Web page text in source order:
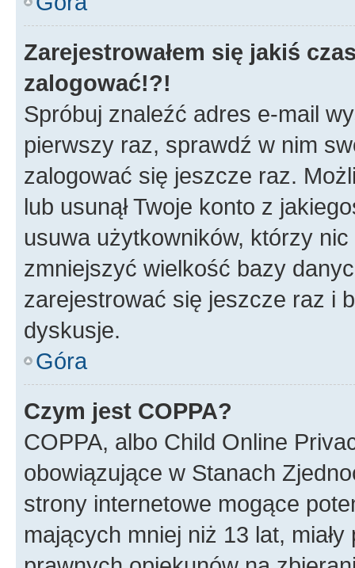
Zarejestrowałem się jakiś
zalogować!?!
Spróbuj znaleźć adres e-mail
pierwszy raz, sprawdź w nim
zalogować się jeszcze raz.
lub usunął Twoje konto z
usuwa użytkowników, którzy
zmniejszyć wielkość bazy
zarejestrować się jeszcze raz i
dyskusje.
Góra
Czym jest COPPA?
COPPA, albo Child Online
obowiązujące w Stanach
strony internetowe mogące
mających mniej niż 13 lat,